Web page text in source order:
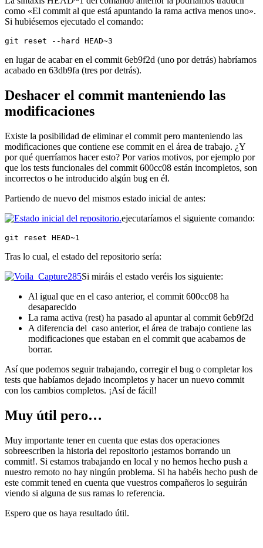
como «El commit al que está apuntando la rama activa menos uno».
Si hubiésemos ejecutado el comando:
git reset --hard HEAD~3
en lugar de acabar en el commit 6eb9f2d (uno por detrás) habríamos
acabado en 63db9fa (tres por detrás).
Deshacer el commit manteniendo las
modificaciones
Existe la posibilidad de eliminar el commit pero manteniendo las
modificaciones que contiene ese commit en el área de trabajo. ¿Y
por qué querríamos hacer esto? Por varios motivos, por ejemplo por
que los tests funcionales del commit 600cc08 están incompletos, son
incorrectos o he introducido algún bug en él.
Partiendo de nuevo del mismos estado inicial de antes:
ejecutaríamos el siguiente comando:
git reset HEAD~1
Tras lo cual, el estado del repositorio sería:
Si miráis el estado veréis los siguiente:
Al igual que en el caso anterior, el commit 600cc08 ha
desaparecido
La rama activa (rest) ha pasado al apuntar al commit 6eb9f2d
A diferencia del caso anterior, el área de trabajo contiene las
modificaciones que estaban en el commit que acabamos de
borrar.
Así que podemos seguir trabajando, corregir el bug o completar los
tests que habíamos dejado incompletos y hacer un nuevo commit
con los cambios completos. ¡Así de fácil!
Muy útil pero…
Muy importante tener en cuenta que estas dos operaciones
sobreescriben la historia del repositorio ¡estamos borrando un
commit!. Si estamos trabajando en local y no hemos hecho push a
nuestro remoto no hay ningún problema. Si ha habéis hecho push de
este commit tened en cuenta que vuestros compañeros lo seguirán
viendo si alguna de sus ramas lo referencia.
Espero que os haya resultado útil.